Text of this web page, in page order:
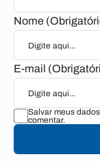
Nome
E-mail
Salvar meus
comentar.